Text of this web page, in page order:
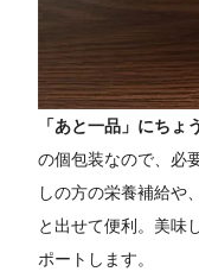
「あと一品」にちょ
の個包装なので、必
しの方の栄養補給や
と出せて便利。美味
ポートします。